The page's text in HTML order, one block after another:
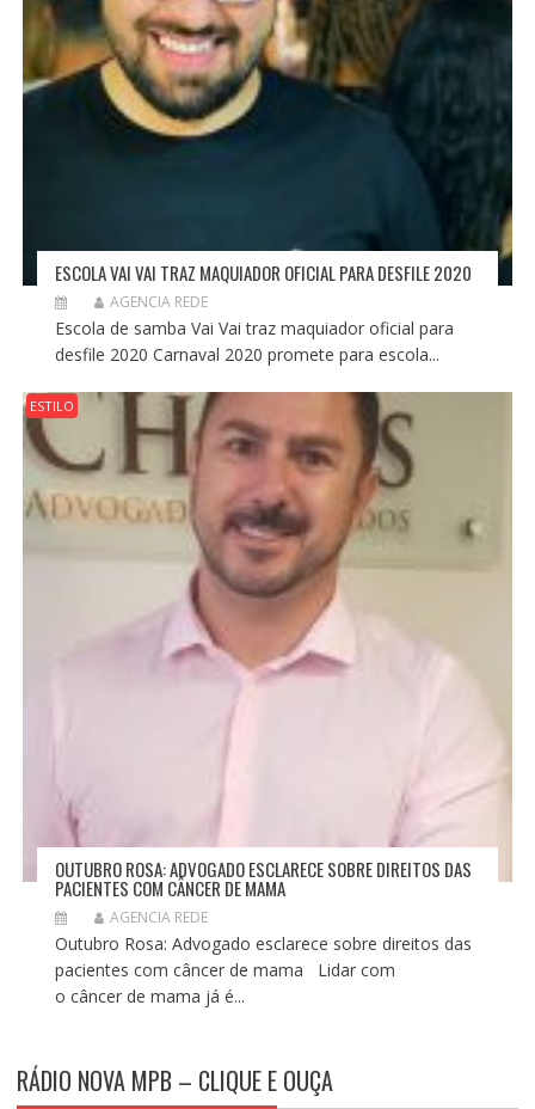
ESCOLA VAI VAI TRAZ MAQUIADOR OFICIAL PARA DESFILE 2020
AGENCIA REDE
Escola de samba Vai Vai traz maquiador oficial para
desfile 2020 Carnaval 2020 promete para escola...
ESTILO
OUTUBRO ROSA: ADVOGADO ESCLARECE SOBRE DIREITOS DAS
PACIENTES COM CÂNCER DE MAMA
AGENCIA REDE
Outubro Rosa: Advogado esclarece sobre direitos das
pacientes com câncer de mama Lidar com
o câncer de mama já é...
RÁDIO NOVA MPB – CLIQUE E OUÇA